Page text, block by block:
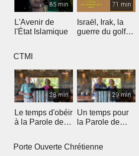
85 min
L'Avenir de
l'État Islamique
71 min
Israël, Irak, la
guerre du golfe
CTMI
28 min
Le temps d'obéir
à la Parole de
29 min
Un temps pour
la Parole de
Porte Ouverte Chrétienne